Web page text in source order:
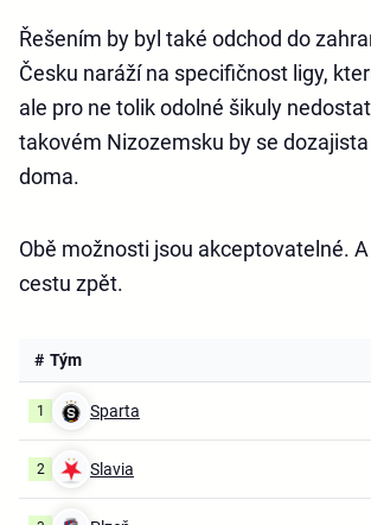
Řešením by byl také odchod do
Česku naráží na specifičnost ligy,
ale pro ne tolik odolné šikuly
takovém Nizozemsku by se
doma.
Obě možnosti jsou akceptovatelné.
cestu zpět.
# Tým
1 Sparta
2 Slavia